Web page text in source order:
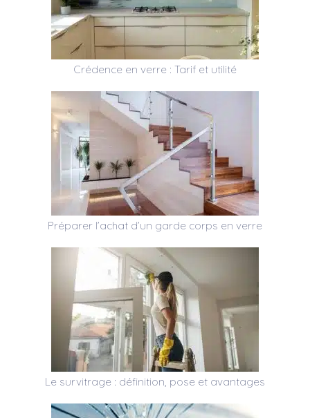
Crédence en verre : Tarif et utilité
Préparer l’achat d’un garde corps en verre
Le survitrage : définition, pose et avantages